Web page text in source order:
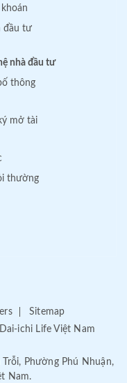
đầu tư
nhà đầu tư
thông
mở tài
thường
Sitemap
ichi Life Việt Nam
Phường Phú Nhuận,
Nam.